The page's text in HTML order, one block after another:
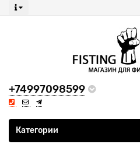
+74997098599
Все категории
Категории